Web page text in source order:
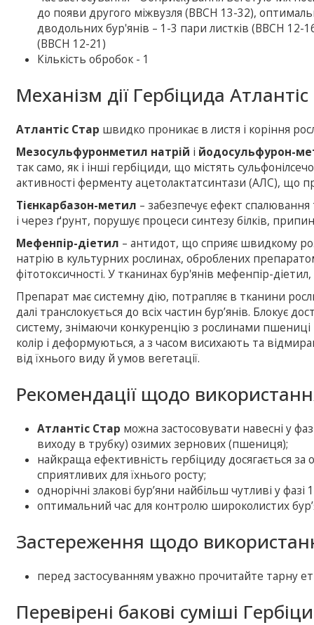
до появи другого міжвузля (BBCH 13-32),
дводольних бур'янів – 1-3 пари листків (BBCH 12-
(ВВСН 12-21)
Кількість обробок - 1
Механізм дії Гербіцида
Атлантіс Стар швидко проникає в листя і коріння
Мезосульфуронметил натрій і йодосульфурон-
так само, як і інші гербіциди, що містять
активності ферменту ацетолактатсинтази (АЛС), що
Тієнкарбазон-метил – забезпечує ефект спалювання
і через ґрунт, порушує процеси синтезу білків,
Мефенпір-діетил – антидот, що сприяє швидкому
натрію в культурних рослинах, оброблених
фітотоксичності. У тканинах бур'янів мефенпір-
Препарат має системну дію, потрапляє в тканини
далі транслокується до всіх частин бур’янів. Блокує
систему, знімаючи конкуренцію з рослинами
колір і деформуються, а з часом висихають та
від їхнього виду й умов вегетації.
Рекомендації щодо
Атлантіс Стар можна застосовувати навесні у
виходу в трубку) озимих зернових (пшениця);
найкраща ефективність гербіциду досягається
сприятливих для їхнього росту;
однорічні злакові бур’яни найбільш чутливі у фазі
оптимальний час для контролю широколистих
Застереження щодо
перед застосуванням уважно прочитайте тарну
Перевірені бакові суміші